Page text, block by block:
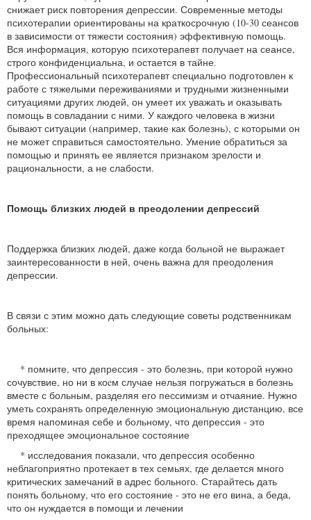
снижает риск повторения депрессии. Современные методы
психотерапии ориентированы на краткосрочную (10-30 сеансов
в зависимости от тяжести состояния) эффективную помощь.
Вся информация, которую психотерапевт получает на сеансе,
строго конфиденциальна, и остается в тайне.
Профессиональный психотерапевт специально подготовлен к
работе с тяжелыми переживаниями и трудными жизненными
ситуациями других людей, он умеет их уважать и оказывать
помощь в совладании с ними. У каждого человека в жизни
бывают ситуации (например, такие как болезнь), с которыми он
не может справиться самостоятельно. Умение обратиться за
помощью и принять ее является признаком зрелости и
рациональности, а не слабости.
Помощь близких людей в преодолении депрессий
Поддержка близких людей, даже когда больной не выражает
заинтересованности в ней, очень важна для преодоления
депрессии.
В связи с этим можно дать следующие советы родственникам
больных:
* помните, что депрессия - это болезнь, при которой нужно
сочувствие, но ни в коeм случае нельзя погружаться в болезнь
вместе с больным, разделяя его пессимизм и отчаяние. Нужно
уметь сохранять определенную эмоциональную дистанцию, все
время напоминая себе и больному, что депрессия - это
преходящее эмоциональное состояние
* исследования показали, что депрессия особенно
неблагоприятно протекает в тех семьях, где делается много
критических замечаний в адрес больного. Старайтесь дать
понять больному, что его состояние - это не его вина, а беда,
что он нуждается в помощи и лечении